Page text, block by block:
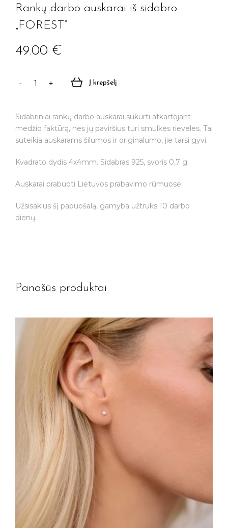
Rankų darbo auskarai iš sidabro
„FOREST”
49.00 €
produkto
sidabro
Į krepšelį
Sidabriniai rankų darbo auskarai sukurti atkartojant
medžio faktūrą, nes jų paviršius turi smulkes rieveles. Tai
suteikia auskarams šilumos ir originalumo, jie tarsi gyvi.
Kvadrato dydis 4x4mm. Sidabras 925, svoris 0,7 g.
Auskarai prabuoti Lietuvos prabavimo rūmuose.
Užsisakius šį papuošalą, gamyba užtruks 10 darbo
dienų.
Panašūs produktai